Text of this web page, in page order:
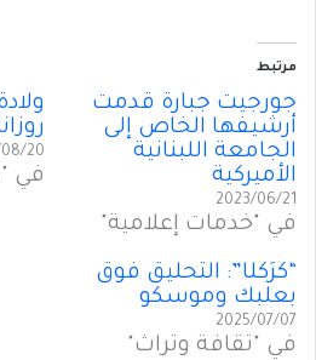
مرتبط
جورجيت جبارة قدمت
أرشيفها الخاص إلى
الجامعة اللبنانية
الأميركية
2023/06/21
في "خدمات إعلامية"
20
في
“كَرَكَلَّا”: التَحليقُ فَوقَ
بعلبك وموسكو
2025/07/07
في "ثقافة وتراث"